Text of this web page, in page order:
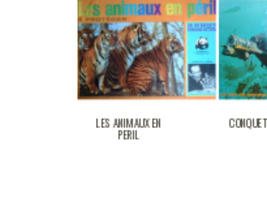
CONQUETE DE LA MER